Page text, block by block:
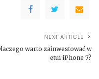
NEXT ARTICLE
warto zainwestować w
etui iPhone 7?